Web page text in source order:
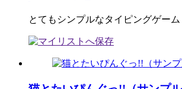
とてもシンプルなタイピングゲーム